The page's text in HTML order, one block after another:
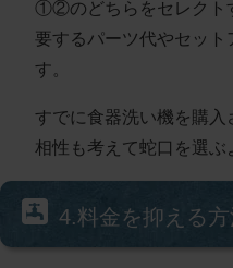
①②のどちらをセレクト
要するパーツ代やセット
す。
すでに食器洗い機を購
相性も考えて蛇口を選ぶ
4.料金を抑える